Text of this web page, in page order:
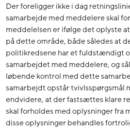
Der foreligger ikke i dag
samarbejde med meddelere skal
meddelelsen er ifølge det oplyste
på dette område, både således at
politikredsene har et fuldstændigt
samarbejdet med meddelere, og
løbende kontrol med dette
samarbejdt opstår tvivlsspørgsmål
endvidere, at der fastsættes klare
skal forholdes med oplysninger fra
disse oplysninger behandles